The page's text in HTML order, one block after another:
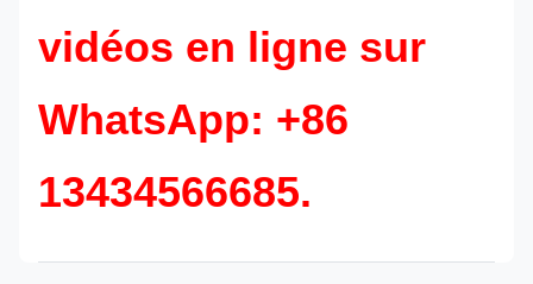
vidéos en ligne sur
WhatsApp: +86
13434566685.